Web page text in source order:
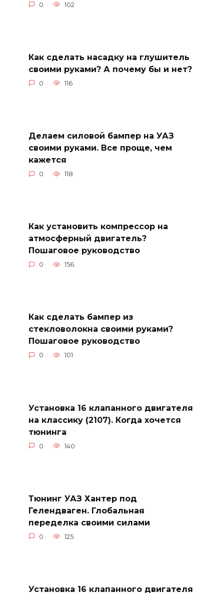
0 102
Как сделать насадку на глушитель
своими руками? А почему бы и нет?
0 116
Делаем силовой бампер на УАЗ
своими руками. Все проще, чем
кажется
0 118
Как установить компрессор на
атмосферный двигатель?
Пошаговое руководство
0 156
Как сделать бампер из
стекловолокна своими руками?
Пошаговое руководство
0 101
Установка 16 клапанного двигателя
на классику (2107). Когда хочется
тюнинга
0 140
Тюнинг УАЗ Хантер под
Гелендваген. Глобальная
переделка своими силами
0 125
Установка 16 клапанного двигателя